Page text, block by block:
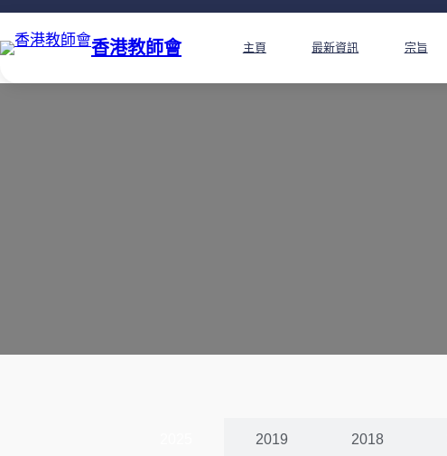
香港教師會 主頁 最新資訊 宗旨
2019 2018